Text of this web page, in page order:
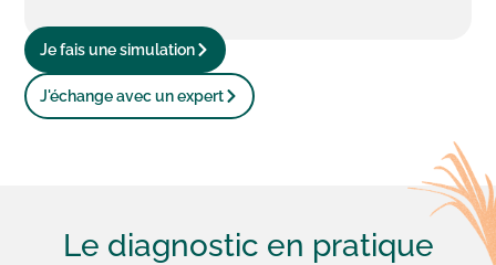
Je fais une simulation
J'échange avec un expert
Le diagnostic en pratique